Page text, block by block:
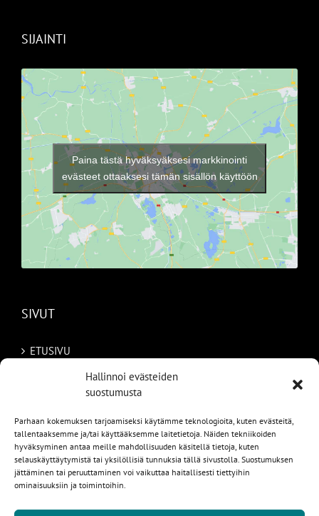
Hallinnoi evästeiden
suostumusta
Parhaan kokemuksen tarjoamiseksi käytämme teknologioita, kuten evästeitä,
tallentaaksemme ja/tai käyttääksemme laitetietoja. Näiden tekniikoiden
hyväksyminen antaa meille mahdollisuuden käsitellä tietoja, kuten
selauskäyttäytymistä tai yksilöllisiä tunnuksia tällä sivustolla. Suostumuksen
jättäminen tai peruuttaminen voi vaikuttaa haitallisesti tiettyihin
ominaisuuksiin ja toimintoihin.
SIJAINTI
Paina tästä hyväksyäksesi markkinointi
evästeet ottaaksesi tämän sisällön käyttöön
SIVUT
ETUSIVU
TILAA AUTO RUOTSISTA
PALVELUT